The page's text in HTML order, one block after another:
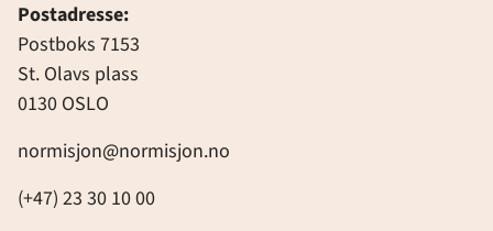
Postadresse:
Postboks 7153
St. Olavs plass
0130 OSLO
normisjon@normisjon.no
(+47) 23 30 10 00